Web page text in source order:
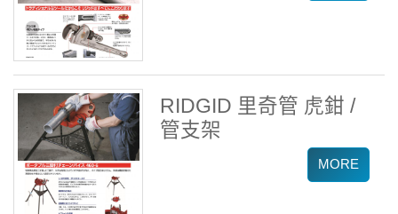
RIDGID 里奇管 虎鉗 /
管支架